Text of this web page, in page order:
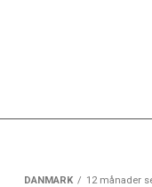
DANMARK 12 månader